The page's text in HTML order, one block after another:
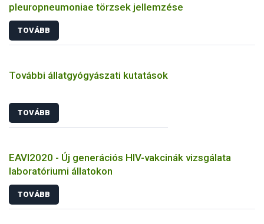
pleuropneumoniae törzsek jellemzése
TOVÁBB
További állatgyógyászati kutatások
TOVÁBB
EAVI2020 - Új generációs HIV-vakcinák vizsgálata
laboratóriumi állatokon
TOVÁBB